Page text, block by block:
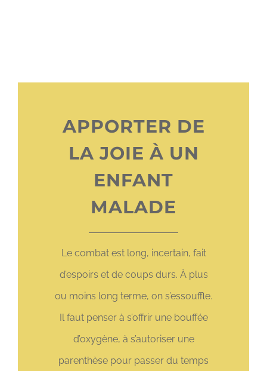
APPORTER DE
LA JOIE À UN
ENFANT
MALADE
Le combat est long, incertain, fait
d’espoirs et de coups durs. À plus
ou moins long terme, on s’essouffle.
Il faut penser à s’offrir une bouffée
d’oxygène, à s’autoriser une
parenthèse pour passer du temps